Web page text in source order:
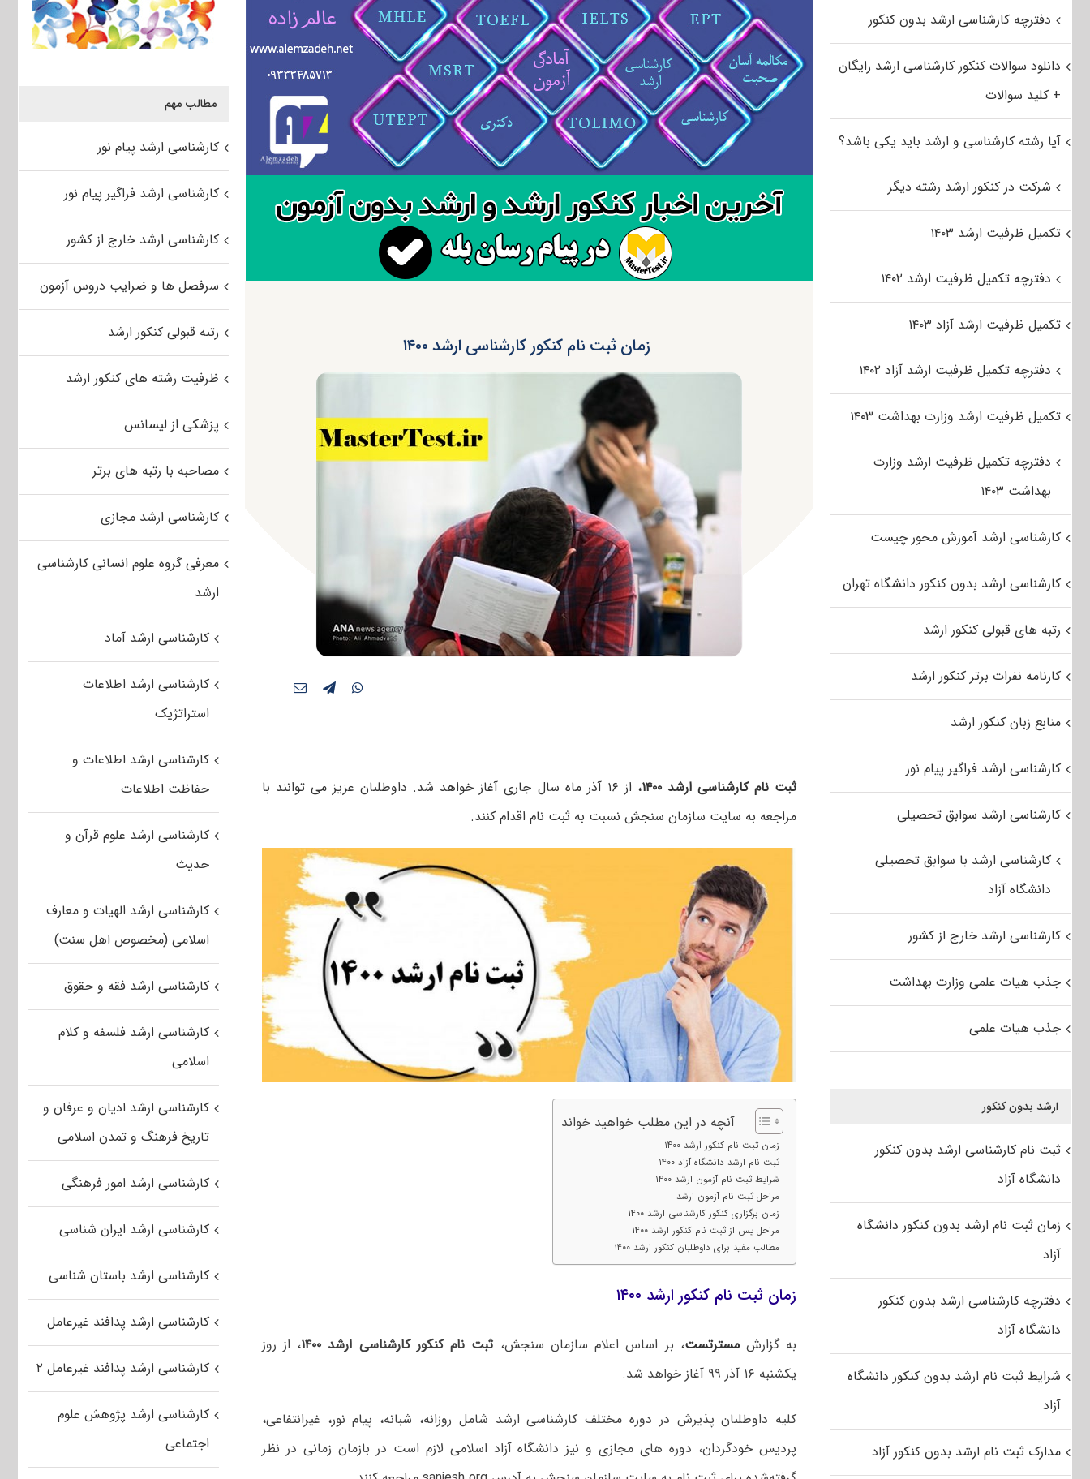
زمان ثبت نام کنکور کارشناسی ارشد ۱۴۰۰
ثبت نام کارشناسی ارشد ۱۴۰۰
، از ۱۶ آذر ماه سال جاری آغاز خواهد شد. داوطلبان عزیز می توانند با
مراجعه به سایت سازمان سنجش نسبت به ثبت نام اقدام کنند.
آنچه در این مطلب خواهید خواند
زمان ثبت نام کنکور ارشد ۱۴۰۰
ثبت نام ارشد دانشگاه آزاد ۱۴۰۰
شرایط ثبت نام آزمون ارشد ۱۴۰۰
مراحل ثبت نام آزمون ارشد
زمان برگزاری کنکور کارشناسی ارشد ۱۴۰۰
مراحل پس از ثبت نام کنکور ارشد ۱۴۰۰
مطالب مفید برای داوطلبان کنکور ارشد ۱۴۰۰
زمان ثبت نام کنکور ارشد ۱۴۰۰
به گزارشمسترتست، بر اساس اعلام سازمان سنجش، ثبت نام کنکور کارشناسی ارشد ۱۴۰۰
، از روز
یکشنبه ۱۶ آذر ۹۹ آغاز خواهد شد.
کلیه داوطلبان پذیرش در دوره مختلف کارشناسی ارشد شامل روزانه، شبانه، پیام نور، غیرانتفاعی،
پردیس خودگردان، دوره های مجازی و نیز دانشگاه آزاد اسلامی لازم است در بازمان زمانی در نظر
مطالب مهم
کارشناسی ارشد پیام نور
کارشناسی ارشد فراگیر پیام نور
کارشناسی ارشد خارج از کشور
سرفصل ها و ضرایب دروس آزمون
رتبه قبولی کنکور ارشد
ظرفیت رشته های کنکور ارشد
پزشکی از لیسانس
مصاحبه با رتبه های برتر
کارشناسی ارشد مجازی
معرفی گروه علوم انسانی کارشناسی
ارشد
کارشناسی ارشد آماد
کارشناسی ارشد اطلاعات
استراتژیک
کارشناسی ارشد اطلاعات و
حفاظت اطلاعات
کارشناسی ارشد علوم قرآن و
حدیث
کارشناسی ارشد الهیات و معارف
اسلامی (مخصوص اهل سنت)
کارشناسی ارشد فقه و حقوق
کارشناسی ارشد فلسفه و کلام
اسلامی
کارشناسی ارشد ادیان و عرفان و
تاریخ فرهنگ و تمدن اسلامی
کارشناسی ارشد امور فرهنگی
کارشناسی ارشد ایران شناسی
کارشناسی ارشد باستان شناسی
کارشناسی ارشد پدافند غیرعامل
کارشناسی ارشد پدافند غیرعامل ۲
کارشناسی ارشد پژوهش علوم
اجتماعی
دفترچه کارشناسی ارشد بدون کنکور
دانلود سوالات کنکور کارشناسی ارشد رایگان
+ کلید سوالات
آیا رشته کارشناسی و ارشد باید یکی باشد؟
شرکت در کنکور ارشد رشته دیگر
تکمیل ظرفیت ارشد ۱۴۰۳
دفترچه تکمیل ظرفیت ارشد ۱۴۰۲
تکمیل ظرفیت ارشد آزاد ۱۴۰۳
دفترچه تکمیل ظرفیت ارشد آزاد ۱۴۰۲
تکمیل ظرفیت ارشد وزارت بهداشت ۱۴۰۳
دفترچه تکمیل ظرفیت ارشد وزارت
بهداشت ۱۴۰۳
کارشناسی ارشد آموزش محور چیست
کارشناسی ارشد بدون کنکور دانشگاه تهران
رتبه های قبولی کنکور ارشد
کارنامه نفرات برتر کنکور ارشد
منابع زبان کنکور ارشد
کارشناسی ارشد فراگیر پیام نور
کارشناسی ارشد سوابق تحصیلی
کارشناسی ارشد با سوابق تحصیلی
دانشگاه آزاد
کارشناسی ارشد خارج از کشور
جذب هیات علمی وزارت بهداشت
جذب هیات علمی
ارشد بدون کنکور
ثبت نام کارشناسی ارشد بدون کنکور
دانشگاه آزاد
زمان ثبت نام ارشد بدون کنکور دانشگاه
آزاد
دفترچه کارشناسی ارشد بدون کنکور
دانشگاه آزاد
شرایط ثبت نام ارشد بدون کنکور دانشگاه
آزاد
مدارک ثبت نام ارشد بدون کنکور آزاد